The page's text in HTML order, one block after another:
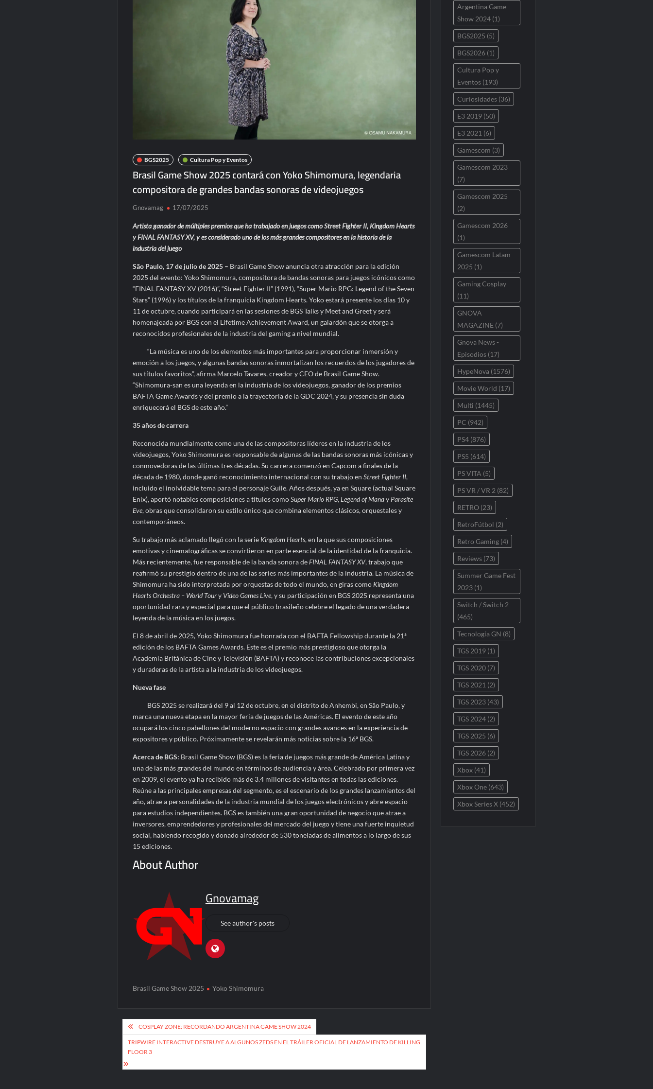
BGS2025 Cultura Pop y Eventos
Brasil Game Show 2025 contará con Yoko Shimomura, legendaria
compositora de grandes bandas sonoras de videojuegos
Gnovamag 17/07/2025
Artista ganador de múltiples premios que ha trabajado en juegos como Street Fighter II, Kingdom Hearts
y FINAL FANTASY XV, y es considerado uno de los más grandes compositores en la historia de la
industria del juego
São Paulo, 17 de julio de 2025 – Brasil Game Show anuncia otra atracción para la edición
2025 del evento: Yoko Shimomura, compositora de bandas sonoras para juegos icónicos como
“FINAL FANTASY XV (2016)”, “Street Fighter II” (1991), “Super Mario RPG: Legend of the Seven
Stars” (1996) y los títulos de la franquicia Kingdom Hearts. Yoko estará presente los días 10 y
11 de octubre, cuando participará en las sesiones de BGS Talks y Meet and Greet y será
homenajeada por BGS con el Lifetime Achievement Award, un galardón que se otorga a
reconocidos profesionales de la industria del gaming a nivel mundial.
“La música es uno de los elementos más importantes para proporcionar inmersión y
emoción a los juegos, y algunas bandas sonoras inmortalizan los recuerdos de los jugadores de
sus títulos favoritos”, afirma Marcelo Tavares, creador y CEO de Brasil Game Show.
“Shimomura-san es una leyenda en la industria de los videojuegos, ganador de los premios
BAFTA Game Awards y del premio a la trayectoria de la GDC 2024, y su presencia sin duda
enriquecerá el BGS de este año.”
35 años de carrera
Reconocida mundialmente como una de las compositoras líderes en la industria de los
videojuegos, Yoko Shimomura es responsable de algunas de las bandas sonoras más icónicas y
conmovedoras de las últimas tres décadas. Su carrera comenzó en Capcom a finales de la
década de 1980, donde ganó reconocimiento internacional con su trabajo en Street Fighter II,
incluido el inolvidable tema para el personaje Guile. Años después, ya en Square (actual Square
Enix), aportó notables composiciones a títulos comoSuper Mario RPG,Legend of Manay Parasite
Eve, obras que consolidaron su estilo único que combina elementos clásicos, orquestales y
contemporáneos.
Su trabajo más aclamado llegó con la serie Kingdom Hearts, en la que sus composiciones
emotivas y cinematográficas se convirtieron en parte esencial de la identidad de la franquicia.
Más recientemente, fue responsable de la banda sonora deFINAL FANTASY XV, trabajo que
reafirmó su prestigio dentro de una de las series más importantes de la industria. La música de
Shimomura ha sido interpretada por orquestas de todo el mundo, en giras como Kingdom
Hearts Orchestra – World Toury Video Games Live, y su participación en BGS 2025 representa una
oportunidad rara y especial para que el público brasileño celebre el legado de una verdadera
leyenda de la música en los juegos.
El 8 de abril de 2025, Yoko Shimomura fue honrada con el BAFTA Fellowship durante la 21ª
edición de los BAFTA Games Awards. Este es el premio más prestigioso que otorga la
Academia Británica de Cine y Televisión (BAFTA) y reconoce las contribuciones excepcionales
y duraderas de la artista a la industria de los videojuegos.
Nueva fase
BGS 2025 se realizará del 9 al 12 de octubre, en el distrito de Anhembi, en São Paulo, y
marca una nueva etapa en la mayor feria de juegos de las Américas. El evento de este año
ocupará los cinco pabellones del moderno espacio con grandes avances en la experiencia de
expositores y público. Próximamente se revelarán más noticias sobre la 16ª BGS.
Acerca de BGS: Brasil Game Show (BGS) es la feria de juegos más grande de América Latina y
una de las más grandes del mundo en términos de audiencia y área. Celebrado por primera vez
en 2009, el evento ya ha recibido más de 3.4 millones de visitantes en todas las ediciones.
Reúne a las principales empresas del segmento, es el escenario de los grandes lanzamientos del
año, atrae a personalidades de la industria mundial de los juegos electrónicos y abre espacio
para estudios independientes. BGS es también una gran oportunidad de negocio que atrae a
inversores, emprendedores y profesionales del mercado del juego y tiene una fuerte inquietud
social, habiendo recogido y donado alrededor de 530 toneladas de alimentos a lo largo de sus
15 ediciones.
About Author
Gnovamag
See author's posts
Brasil Game Show 2025 Yoko Shimomura
Post
navigation
COSPLAY ZONE: RECORDANDO ARGENTINA GAME SHOW 2024
TRIPWIRE INTERACTIVE DESTRUYE A ALGUNOS ZEDS EN EL TRÁILER OFICIAL DE LANZAMIENTO DE KILLING
FLOOR 3
Argentina Game
Show 2024 (1)
BGS2025 (5)
BGS2026 (1)
Cultura Pop y
Eventos (193)
Curiosidades (36)
E3 2019 (50)
E3 2021 (6)
Gamescom (3)
Gamescom 2023
(7)
Gamescom 2025
(2)
Gamescom 2026
(1)
Gamescom Latam
2025 (1)
Gaming Cosplay
(11)
GNOVA
MAGAZINE (7)
Gnova News -
Episodios (17)
HypeNova (1576)
Movie World (17)
Multi (1445)
PC (942)
PS4 (876)
PS5 (614)
PS VITA (5)
PS VR / VR 2 (82)
RETRO (23)
RetroFútbol (2)
Retro Gaming (4)
Reviews (73)
Summer Game Fest
2023 (1)
Switch / Switch 2
(465)
Tecnología GN (8)
TGS 2019 (1)
TGS 2020 (7)
TGS 2021 (2)
TGS 2023 (43)
TGS 2024 (2)
TGS 2025 (6)
TGS 2026 (2)
Xbox (41)
Xbox One (643)
Xbox Series X (452)